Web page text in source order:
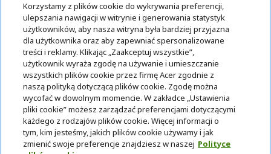
Darmowa
ekspresowa
dostawa
Wsparcie
przed i po
zakupie
Bezpieczne
płatności
© 2025 Acer Inc.
Firma CPYou BV jest autoryzowanym sprzedawcą produktów i
usług oferowanych w tym sklepie.
Korzystamy z plików cookie do wykrywania preferencji,
ulepszania nawigacji w witrynie i generowania statystyk
użytkowników, aby nasza witryna była bardziej przyjazna
dla użytkownika oraz aby zapewniać spersonalizowane
treści i reklamy. Klikając „Zaakceptuj wszystkie”,
użytkownik wyraża zgodę na używanie i umieszczanie
wszystkich plików cookie przez firmę Acer zgodnie z
naszą polityką dotyczącą plików cookie. Zgodę można
wycofać w dowolnym momencie. W zakładce „Ustawienia
pliki cookie” możesz zarządzać preferencjami dotyczącymi
każdego z rodzajów plików cookie. Więcej informacji o
tym, kim jesteśmy, jakich plików cookie używamy i jak
zmienić swoje preferencje znajdziesz w naszej Polityce